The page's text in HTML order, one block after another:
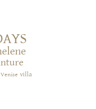
Venise villa